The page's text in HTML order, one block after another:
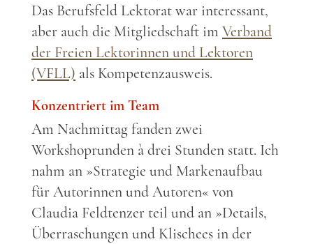
Das Berufsfeld Lektorat war interessant,
aber auch die Mitgliedschaft im Verband
der Freien Lektorinnen und Lektoren
(VFLL) als Kompetenzausweis.
Konzentriert im Team
Am Nachmittag fanden zwei
Workshoprunden à drei Stunden statt. Ich
nahm an »Strategie und Markenaufbau
für Autorinnen und Autoren« von
Claudia Feldtenzer teil und an »Details,
Überraschungen und Klischees in der